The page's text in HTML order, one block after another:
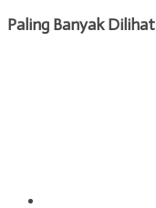
Paling Banyak Dilihat